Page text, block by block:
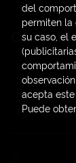
Contacto
C/
(+34)
del
permiten la
su caso, el
acepta
Puede